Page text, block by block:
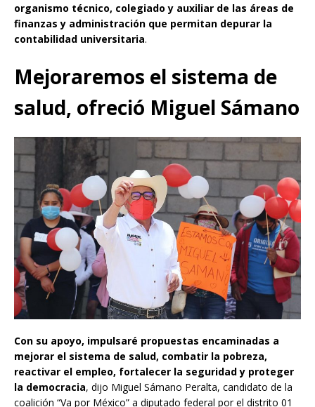
organismo técnico, colegiado y auxiliar de las áreas de
finanzas y administración que permitan depurar la
contabilidad universitaria.
Mejoraremos el sistema de
salud, ofreció Miguel Sámano
Con su apoyo, impulsaré propuestas encaminadas a
mejorar el sistema de salud, combatir la pobreza,
reactivar el empleo, fortalecer la seguridad y proteger
la democracia, dijo Miguel Sámano Peralta, candidato de la
coalición “Va por México” a diputado federal por el distrito 01